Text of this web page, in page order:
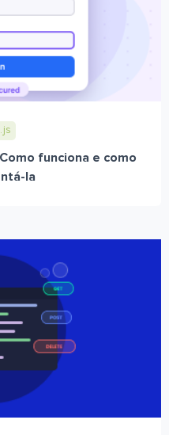
funciona e como
la